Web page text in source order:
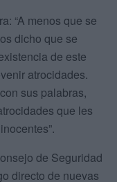
“A menos que se
dicho que se
de este
atrocidades.
sus palabras,
que les
de Seguridad
directo de nuevas